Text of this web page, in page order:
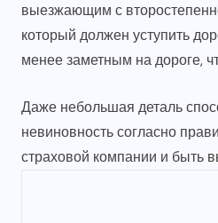
выезжающим с
который должен уступить
менее заметным на дороге,
Даже небольшая деталь
невиновность согласно
страховой компании и быть